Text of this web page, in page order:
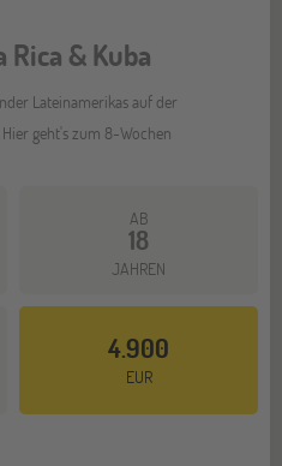
& Kuba
Lateinamerikas auf der
geht's zum 8-Wochen
AB
18
JAHREN
4.900
EUR